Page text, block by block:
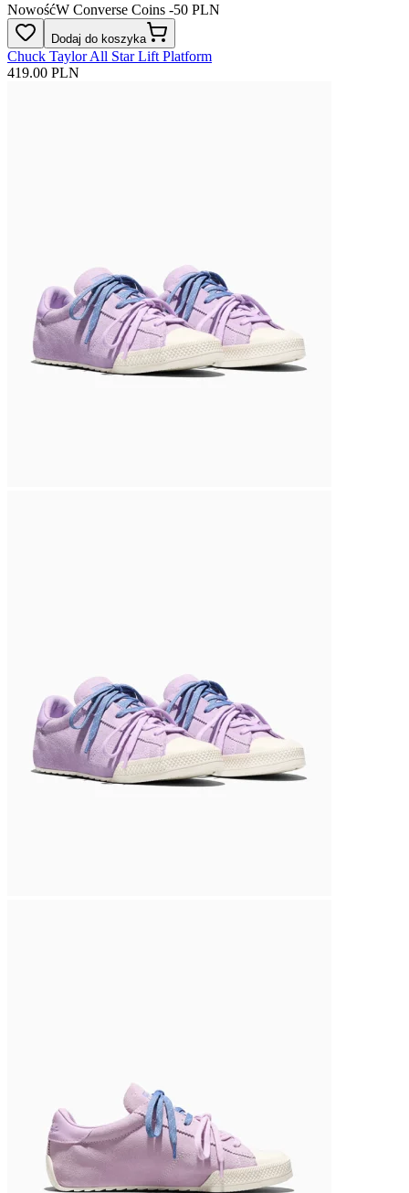
NowośćW Converse Coins -50 PLN
Dodaj do koszyka
Chuck Taylor All Star Lift Platform
419.00 PLN